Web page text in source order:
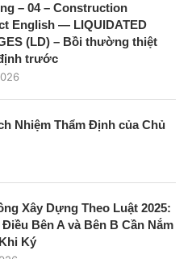
– 04 – Construction
English — LIQUIDATED
(LD) – Bồi thường thiệt
trước
Nhiệm Thẩm Định của Chủ
Xây Dựng Theo Luật 2025:
Bên A và Bên B Cần Nắm
Ký